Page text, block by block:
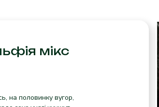
мікс
на половинку вугор,